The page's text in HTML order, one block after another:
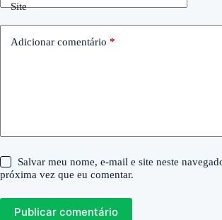
Site
Adicionar comentário *
Salvar meu nome, e-mail e site neste
próxima vez que eu comentar.
Publicar comentário